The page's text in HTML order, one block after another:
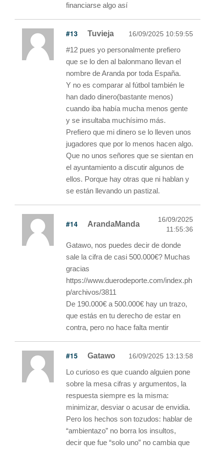
financiarse algo así
#13 Tuvieja 16/09/2025 10:59:55
#12 pues yo personalmente prefiero
que se lo den al balonmano llevan el
nombre de Aranda por toda España.
Y no es comparar al fútbol también le
han dado dinero(bastante menos)
cuando iba había mucha menos gente
y se insultaba muchísimo más.
Prefiero que mi dinero se lo lleven unos
jugadores que por lo menos hacen algo.
Que no unos señores que se sientan en
el ayuntamiento a discutir algunos de
ellos. Porque hay otras que ni hablan y
se están llevando un pastizal.
#14 ArandaManda
16/09/2025
11:55:36
Gatawo, nos puedes decir de donde
sale la cifra de casi 500.000€? Muchas
gracias
https://www.duerodeporte.com/index.ph
p/archivos/3811
De 190.000€ a 500.000€ hay un trazo,
que estás en tu derecho de estar en
contra, pero no hace falta mentir
#15 Gatawo 16/09/2025 13:13:58
Lo curioso es que cuando alguien pone
sobre la mesa cifras y argumentos, la
respuesta siempre es la misma:
minimizar, desviar o acusar de envidia.
Pero los hechos son tozudos: hablar de
“ambientazo” no borra los insultos,
decir que fue “solo uno” no cambia que